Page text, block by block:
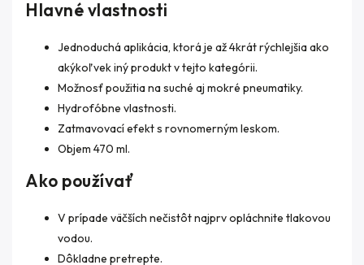
Hlavné vlastnosti
Jednoduchá aplikácia, ktorá je až 4krát rýchlejšia ako
akýkoľvek iný produkt v tejto kategórii.
Možnosť použitia na suché aj mokré pneumatiky.
Hydrofóbne vlastnosti.
Zatmavovací efekt s rovnomerným leskom.
Objem 470 ml.
Ako používať
V prípade väčších nečistôt najprv opláchnite tlakovou
vodou.
Dôkladne pretrepte.